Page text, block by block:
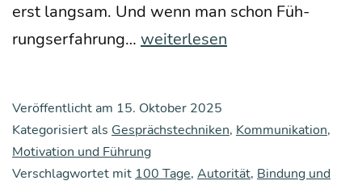
erst lang­sam. Und wenn man schon Füh­
rungs­er­fah­rung… Die
100
Tage
als
weiterlesen
Veröffentlicht am 15. Oktober 2025
Kategorisiert als Gesprächstechniken, Kommunikation,
Motivation und Führung
Verschlagwortet mit100 Tage, Autorität, Bindung und